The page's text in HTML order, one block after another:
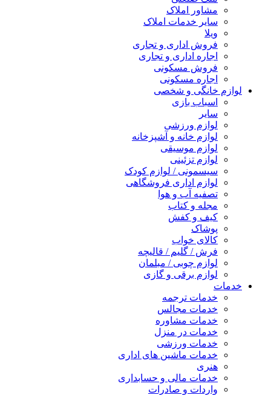
مشاور املاک
سایر خدمات املاک
ویلا
فروش اداری و تجاری
اجاره اداری و تجاری
فروش مسکونی
اجاره مسکونی
لوازم خانگی و شخصی
اسباب بازی
سایر
لوازم ورزشی
لوازم خانه و آشپزخانه
لوازم موسیقی
لوازم تزئینی
سیسمونی / لوازم کودک
لوازم اداری فروشگاهی
تصفیه آب و هوا
مجله و کتاب
کیف و کفش
پوشاک
کالای خواب
فرش / گلیم / قالیچه
لوازم چوبی / مبلمان
لوازم برقی و گازی
خدمات
خدمات ترجمه
خدمات مجالس
خدمات مشاوره
خدمات در منزل
خدمات ورزشی
خدمات ماشین های اداری
هنری
خدمات مالی و حسابداری
واردات و صادرات